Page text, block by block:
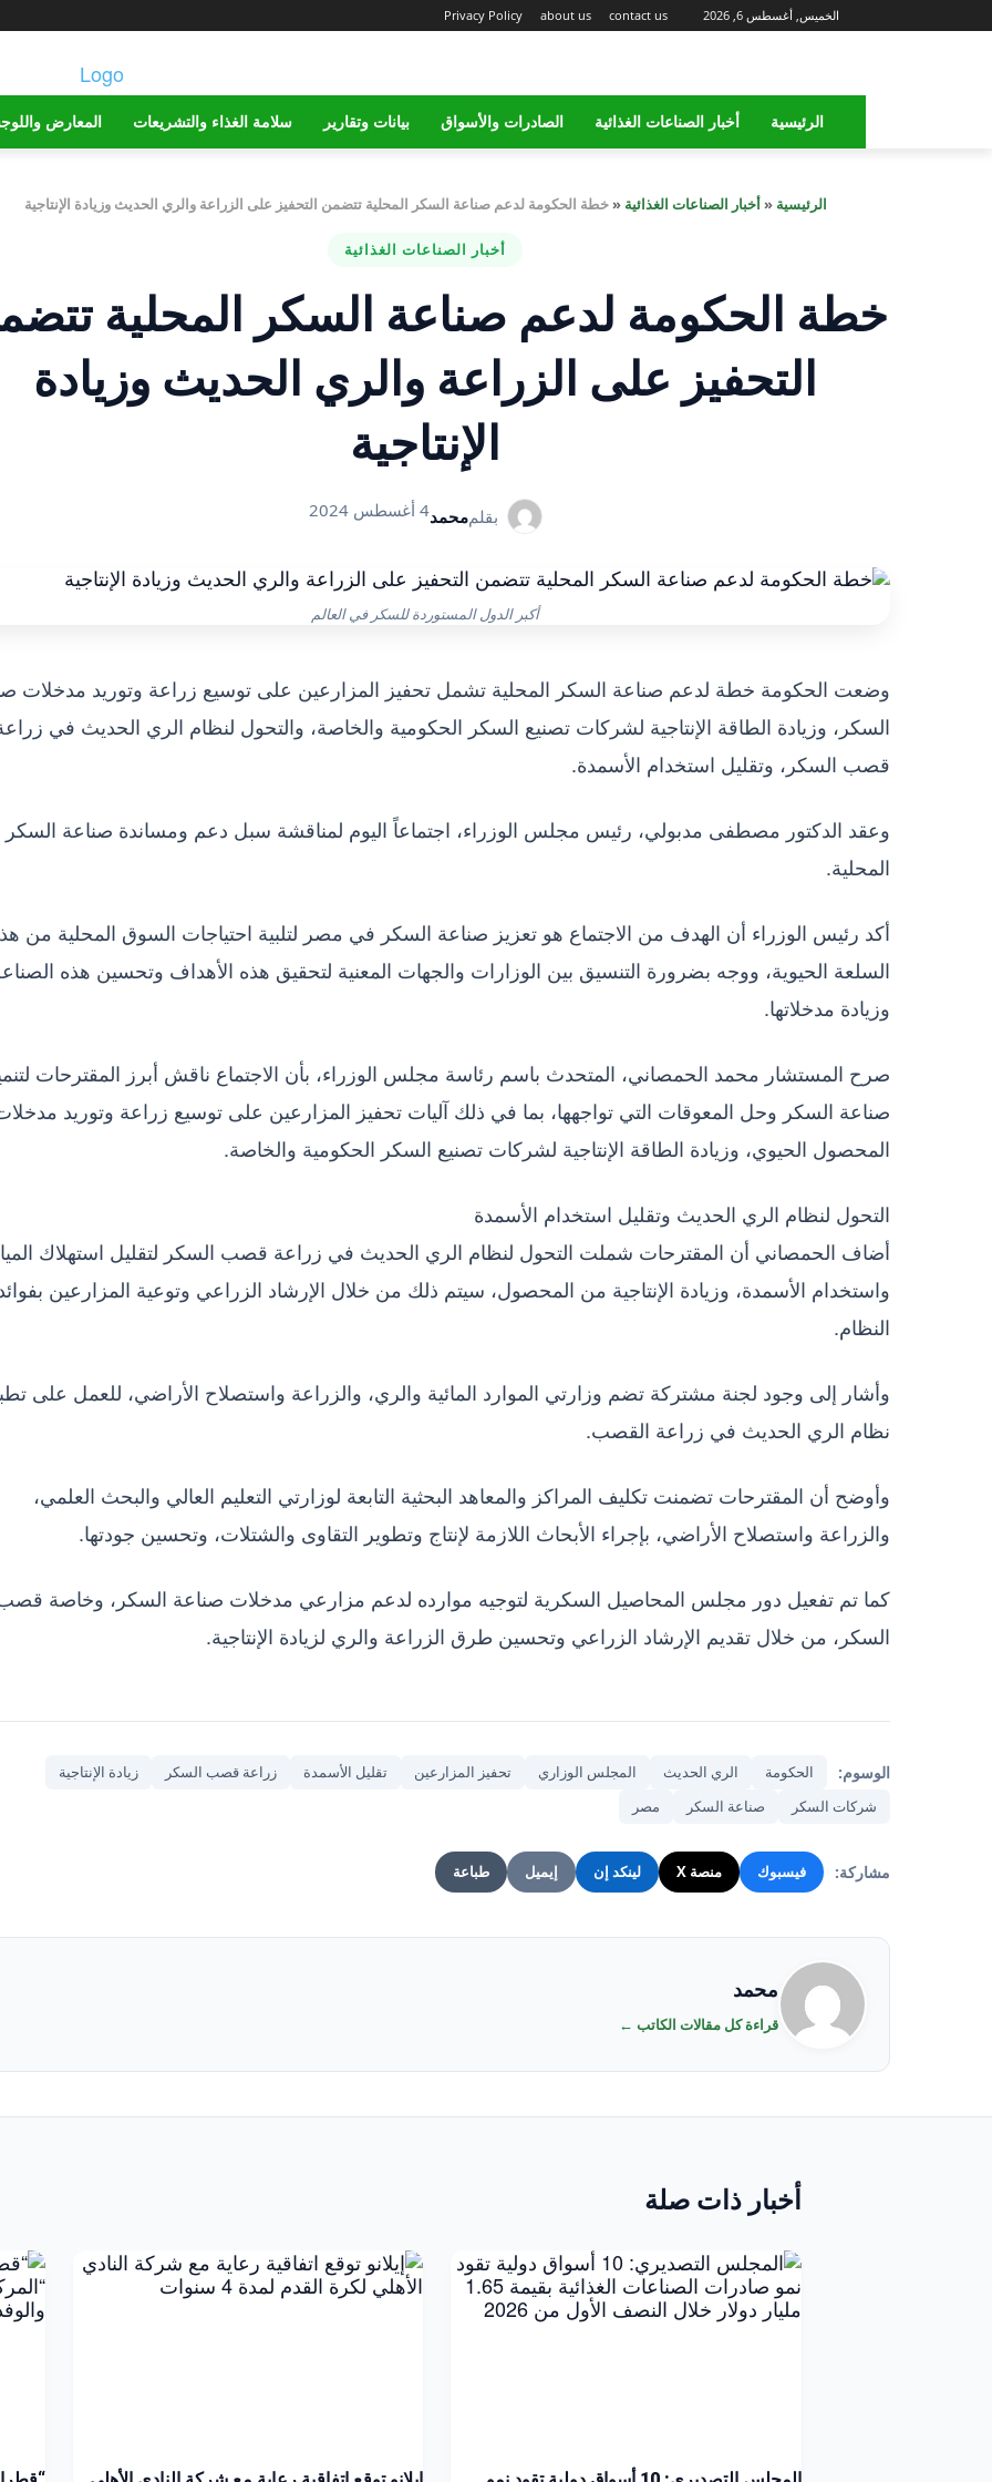
الخميس, أغسطس 6, 2026 Privacy Policy about us contact us
الرئيسية أخبار الصناعات الغذائية الصادرات والأسواق بيانات وتقارير سلامة الغذاء والتشريعات المعارض
الرئيسية «أخبار الصناعات الغذائية «خطة الحكومة لدعم صناعة السكر المحلية تتضمن التحفيز على الزراعة والري الحديث وزيادة الإنتاجية
أخبار الصناعات الغذائية
خطة الحكومة لدعم صناعة السكر المحلية
التحفيز على الزراعة والري الحديث وزيادة
الإنتاجية
بقلممحمد4 أغسطس 2024
أكبر الدول المستوردة للسكر في العالم
وضعت الحكومة خطة لدعم صناعة السكر المحلية تشمل تحفيز المزارعين على توسيع زراعة وتوريد مدخلات
السكر، وزيادة الطاقة الإنتاجية لشركات تصنيع السكر الحكومية والخاصة، والتحول لنظام الري الحديث في
قصب السكر، وتقليل استخدام الأسمدة.
وعقد الدكتور مصطفى مدبولي، رئيس مجلس الوزراء، اجتماعاً اليوم لمناقشة سبل دعم ومساندة صناعة السكر
المحلية.
أكد رئيس الوزراء أن الهدف من الاجتماع هو تعزيز صناعة السكر في مصر لتلبية احتياجات السوق المحلية من
السلعة الحيوية، ووجه بضرورة التنسيق بين الوزارات والجهات المعنية لتحقيق هذه الأهداف وتحسين هذه
وزيادة مدخلاتها.
صرح المستشار محمد الحمصاني، المتحدث باسم رئاسة مجلس الوزراء، بأن الاجتماع ناقش أبرز المقترحات
صناعة السكر وحل المعوقات التي تواجهها، بما في ذلك آليات تحفيز المزارعين على توسيع زراعة وتوريد
المحصول الحيوي، وزيادة الطاقة الإنتاجية لشركات تصنيع السكر الحكومية والخاصة.
التحول لنظام الري الحديث وتقليل استخدام الأسمدة
أضاف الحمصاني أن المقترحات شملت التحول لنظام الري الحديث في زراعة قصب السكر لتقليل استهلاك
واستخدام الأسمدة، وزيادة الإنتاجية من المحصول، سيتم ذلك من خلال الإرشاد الزراعي وتوعية المزارعين
النظام.
وأشار إلى وجود لجنة مشتركة تضم وزارتي الموارد المائية والري، والزراعة واستصلاح الأراضي، للعمل على
نظام الري الحديث في زراعة القصب.
وأوضح أن المقترحات تضمنت تكليف المراكز والمعاهد البحثية التابعة لوزارتي التعليم العالي والبحث العلمي،
والزراعة واستصلاح الأراضي، بإجراء الأبحاث اللازمة لإنتاج وتطوير التقاوى والشتلات، وتحسين جودتها.
كما تم تفعيل دور مجلس المحاصيل السكرية لتوجيه موارده لدعم مزارعي مدخلات صناعة السكر، وخاصة
السكر، من خلال تقديم الإرشاد الزراعي وتحسين طرق الزراعة والري لزيادة الإنتاجية.
الوسوم: الحكومة الري الحديث المجلس الوزاري تحفيز المزارعين تقليل الأسمدة زراعة قصب السكر
زيادة الإنتاجية
شركات السكر
صناعة السكر مصر
مشاركة: فيسبوك منصة X لينكد إن إيميل طباعة
محمد
قراءة كل مقالات الكاتب ←
أخبار ذات صلة